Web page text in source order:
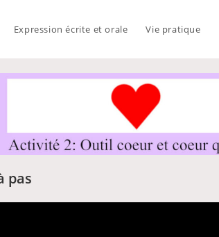
Expression écrite et orale Vie pratique
pas